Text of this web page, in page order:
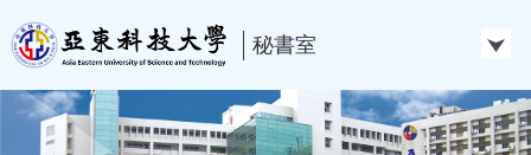
到
主
要
內
秘書室